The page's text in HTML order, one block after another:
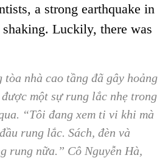
a strong earthquake in
Luckily, there was
tòa nhà cao tầng đã gây hoảng
một sự rung lắc nhẹ trong
“Tôi đang xem ti vi khi mà
rung lắc. Sách, đèn và
rung nữa.” Cô Nguyễn Hà,